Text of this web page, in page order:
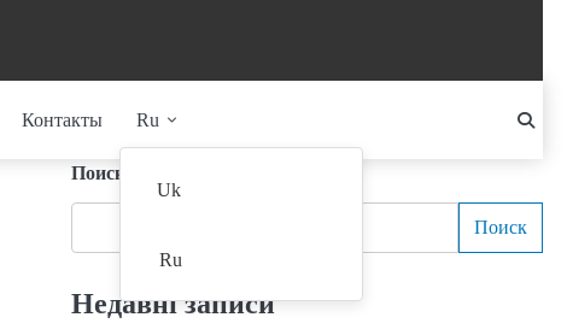
Контакты Ru
Uk
Ru
Поиск
Поиск
Недавні записи